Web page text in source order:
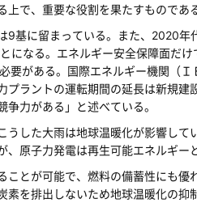
で、重要な役割を果たすものである
9基に留まっている。また、2020
になる。エネルギー安全保障面だ
要がある。国際エネルギー機関（
ラントの運転期間の延長は新規
力がある」と述べている。
した大雨は地球温暖化が影響して
原子力発電は再生可能エネルギー
とが可能で、燃料の備蓄性にも
を排出しないため地球温暖化の抑